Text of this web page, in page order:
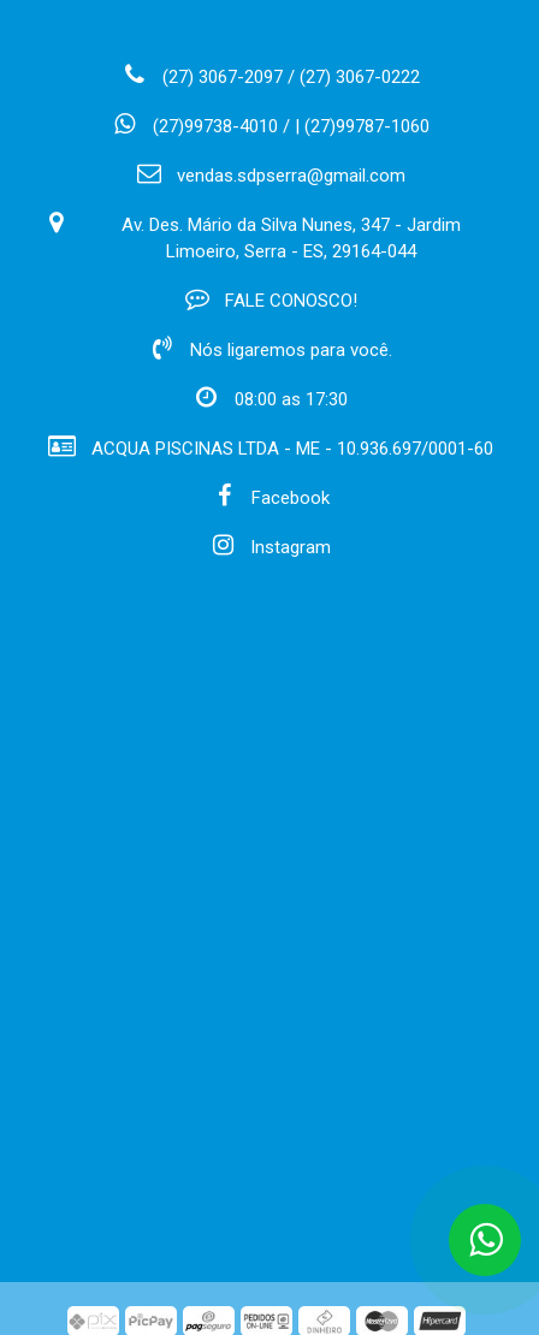
(27) 3067-2097 / (27) 3067-0222
(27)99738-4010 / | (27)99787-1060
vendas.sdpserra@gmail.com
Av. Des. Mário da Silva Nunes, 347 - Jardim
Limoeiro, Serra - ES, 29164-044
FALE CONOSCO!
Nós ligaremos para você.
08:00 as 17:30
ACQUA PISCINAS LTDA - ME - 10.936.697/0001-60
Facebook
Instagram